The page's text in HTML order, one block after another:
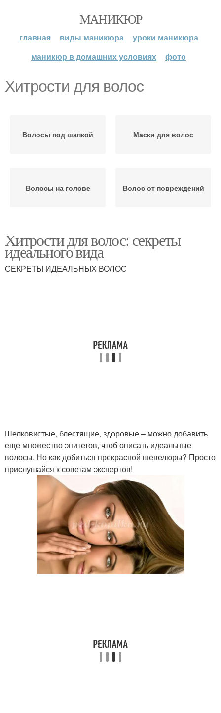
МАНИКЮР
главная виды маникюра
уроки маникюра
маникюр в домашних условиях
фото
Хитрости для волос
Волосы под шапкой Маски для волос
Волосы на голове Волос от повреждений
Хитрости для волос: секреты
идеального вида
СЕКРЕТЫ ИДЕАЛЬНЫХ ВОЛОС
Шелковистые, блестящие, здоровые – можно добавить
еще множество эпитетов, чтоб описать идеальные
волосы. Но как добиться прекрасной шевелюры? Просто
прислушайся к советам экспертов!